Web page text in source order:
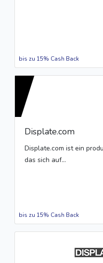
bis zu 15% Cash Back
Displate.com
Displate.com ist ein
das sich auf...
bis zu 15% Cash Back